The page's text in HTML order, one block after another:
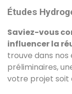
Études
Saviez-vous
influencer la
trouve dans nos
préliminaires,
votre projet soit